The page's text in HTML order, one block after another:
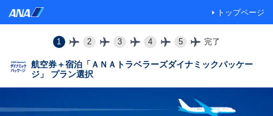
トップページ
1 2 3 4 5 完了
航空券＋宿泊「ＡＮＡトラベラーズダイナミックパッケー
ジ」 プラン選択